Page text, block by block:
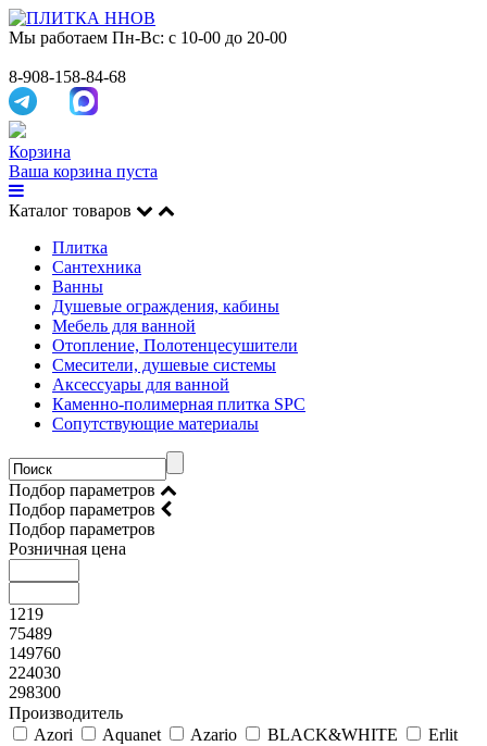
Мы работаем Пн-Вс: с 10-00 до 20-00
8-908-158-84-68
Корзина
Ваша корзина пуста
Каталог товаров
Плитка
Сантехника
Ванны
Душевые ограждения, кабины
Мебель для ванной
Отопление, Полотенцесушители
Смесители, душевые системы
Аксессуары для ванной
Каменно-полимерная плитка SPC
Сопутствующие материалы
Подбор параметров
Подбор параметров
Подбор параметров
Розничная цена
1219
75489
149760
224030
298300
Производитель
Azori
Aquanet Azario BLACK&WHITE
Erlit